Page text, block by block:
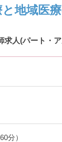
と地域
人(パート・
分）